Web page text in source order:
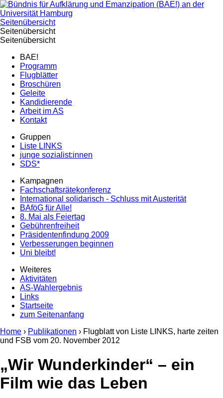
Seitenübersicht
Seitenübersicht
Seitenübersicht
BAE!
Programm
Flugblätter
Broschüren
Geleite
Kandidierende
Arbeit im AS
Kontakt
Gruppen
Liste LINKS
junge sozialist:innen
SDS*
Kampagnen
Fachschaftsrätekonferenz
International solidarisch - Schluss mit Austerität
BAföG für Alle!
8. Mai als Feiertag
Gebührenfreiheit
Präsidentenfindung 2009
Verbesserungen beginnen
Uni bleibt!
Weiteres
Aktivitäten
AS-Wahlergebnis
Links
Startseite
zum Seitenanfang
Home › Publikationen › Flugblatt von Liste LINKS, harte zeiten
und FSB vom 20. November 2012
„Wir Wunderkinder“ – ein
Film wie das Leben